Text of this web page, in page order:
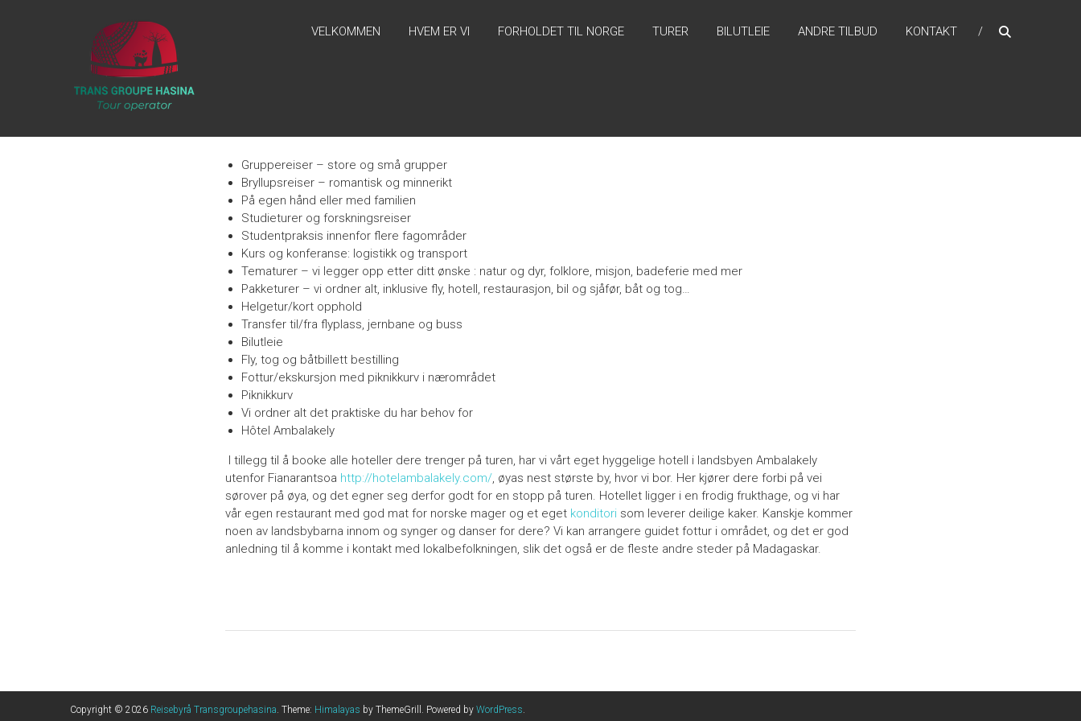
REISEBYRÅ
TRANSGROUPEHASINA
“Ny Tur, Ny
Horisont, Ny
VELKOMMEN HVEM ER VI FORHOLDET TIL NORGE TURER BILUTLEIE ANDRE TILBUD KONTAKT
Gruppereiser – store og små grupper
Bryllupsreiser – romantisk og minnerikt
På egen hånd eller med familien
Studieturer og forskningsreiser
Studentpraksis innenfor flere fagområder
Kurs og konferanse: logistikk og transport
Tematurer – vi legger opp etter ditt ønske : natur og dyr, folklore, misjon, badeferie med mer
Pakketurer – vi ordner alt, inklusive fly, hotell, restaurasjon, bil og sjåfør, båt og tog…
Helgetur/kort opphold
Transfer til/fra flyplass, jernbane og buss
Bilutleie
Fly, tog og båtbillett bestilling
Fottur/ekskursjon med piknikkurv i nærområdet
Piknikkurv
Vi ordner alt det praktiske du har behov for
Hôtel Ambalakely
I tillegg til å booke alle hoteller dere trenger på turen, har vi vårt eget hyggelige hotell i landsbyen Ambalakely
utenfor Fianarantsoa http://hotelambalakely.com/, øyas nest største by, hvor vi bor. Her kjører dere forbi på vei
sørover på øya, og det egner seg derfor godt for en stopp på turen. Hotellet ligger i en frodig frukthage, og vi har
vår egen restaurant med god mat for norske mager og et eget konditori som leverer deilige kaker. Kanskje kommer
noen av landsbybarna innom og synger og danser for dere? Vi kan arrangere guidet fottur i området, og det er god
anledning til å komme i kontakt med lokalbefolkningen, slik det også er de fleste andre steder på Madagaskar.
Copyright © 2026 Reisebyrå Transgroupehasina. Theme: Himalayas by ThemeGrill. Powered by WordPress.